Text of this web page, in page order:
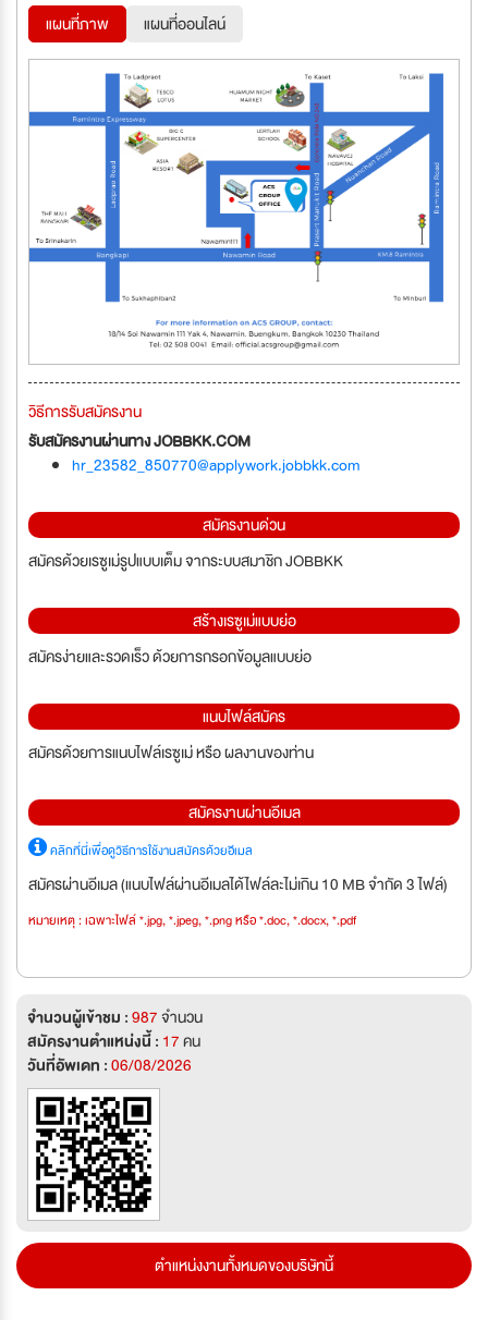
แผนที่ภาพ
แผนที่ออนไลน์
วิธีการรับสมัครงาน
รับสมัครงานผ่านทาง JOBBKK.COM
hr_23582_850770@applywork.jobbkk.com
สมัครงานด่วน
สมัครด้วยเรซูเม่รูปแบบเต็ม จากระบบสมาชิก JOBBKK
สร้างเรซูเม่แบบย่อ
สมัครง่ายและรวดเร็ว ด้วยการกรอกข้อมูลแบบย่อ
แนบไฟล์สมัคร
สมัครด้วยการแนบไฟล์เรซูเม่ หรือ ผลงานของท่าน
สมัครงานผ่านอีเมล
คลิกที่นี่เพื่อดูวิธีการใช้งานสมัครด้วยอีเมล
สมัครผ่านอีเมล (แนบไฟล์ผ่านอีเมลได้ไฟล์ละไม่เกิน 10 MB จำกัด 3 ไฟล์)
หมายเหตุ : เฉพาะไฟล์ *.jpg, *.jpeg, *.png หรือ *.doc, *.docx, *.pdf
จำนวนผู้เข้าชม :987จำนวน
สมัครงานตำแหน่งนี้ : 17คน
วันที่อัพเดท :06/08/2026
ตำแหน่งงานทั้งหมดของบริษัทนี้